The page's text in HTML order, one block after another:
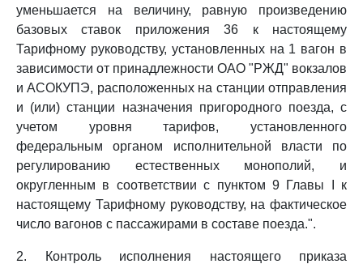
уменьшается на величину, равную произведению
базовых ставок приложения 36 к настоящему
Тарифному руководству, установленных на 1 вагон в
зависимости от принадлежности ОАО "РЖД" вокзалов
и АСОКУПЭ, расположенных на станции отправления
и (или) станции назначения пригородного поезда, с
учетом уровня тарифов, установленного
федеральным органом исполнительной власти по
регулированию естественных монополий, и
округленным в соответствии с пунктом 9 Главы I к
настоящему Тарифному руководству, на фактическое
число вагонов с пассажирами в составе поезда.".
2. Контроль исполнения настоящего приказа